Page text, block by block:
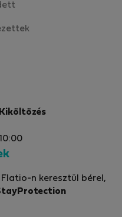
Kiköltözés
10:00
n keresztül bérel,